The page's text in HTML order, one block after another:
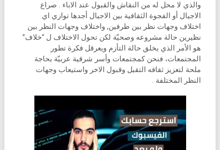
والذي لا محل له من النقاش والقبول عند الاباء . صراع
الاجيال أو الفجوة الثقافية بين الاجيال أجدها توازي اي
اختلاف وجهات نظر بين طرفين, واختلاف وجهات النظر بين
نظيرين حالة مشروعه وصحيّة لكن تحول الاختلاف ل “خلاف”
هو الأمر الذي يخلق حالة التأزم ويعرقل فكرة تطور
المجتمعات، فنحن كمجتمعات وأسر شرقية عربيّة بحاجة
ملحة لتعزيز ثقافه التقبل وقبول الاخر واستيعاب وجهات
النظر المختلفة .